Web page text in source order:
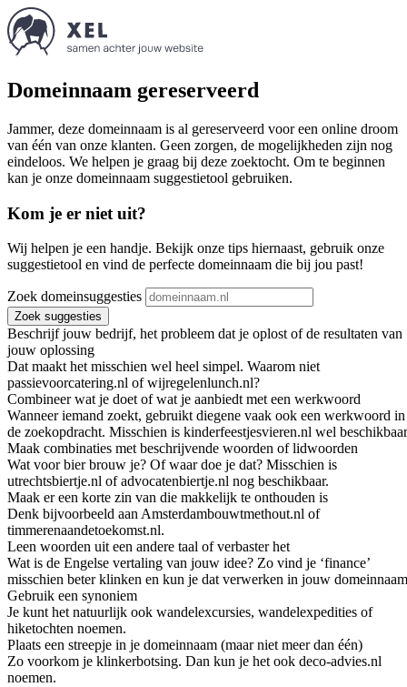
Domeinnaam gereserveerd
Jammer, deze domeinnaam is al gereserveerd voor een online droom
van één van onze klanten. Geen zorgen, de mogelijkheden zijn nog
eindeloos. We helpen je graag bij deze zoektocht. Om te beginnen
kan je onze domeinnaam suggestietool gebruiken.
Kom je er niet uit?
Wij helpen je een handje. Bekijk onze tips hiernaast, gebruik onze
suggestietool en vind de perfecte domeinnaam die bij jou past!
Zoek domeinsuggesties
Zoek suggesties
Beschrijf jouw bedrijf, het probleem dat je oplost of de resultaten van
jouw oplossing
Dat maakt het misschien wel heel simpel. Waarom niet
passievoorcatering.nl of wijregelenlunch.nl?
Combineer wat je doet of wat je aanbiedt met een werkwoord
Wanneer iemand zoekt, gebruikt diegene vaak ook een werkwoord in
de zoekopdracht. Misschien is kinderfeestjesvieren.nl wel
Maak combinaties met beschrijvende woorden of lidwoorden
Wat voor bier brouw je? Of waar doe je dat? Misschien is
utrechtsbiertje.nl of advocatenbiertje.nl nog beschikbaar.
Maak er een korte zin van die makkelijk te onthouden is
Denk bijvoorbeeld aan Amsterdambouwtmethout.nl of
timmerenaandetoekomst.nl.
Leen woorden uit een andere taal of verbaster het
Wat is de Engelse vertaling van jouw idee? Zo vind je ‘finance’
misschien beter klinken en kun je dat verwerken in jouw
Gebruik een synoniem
Je kunt het natuurlijk ook wandelexcursies, wandelexpedities of
hiketochten noemen.
Plaats een streepje in je domeinnaam (maar niet meer dan één)
Zo voorkom je klinkerbotsing. Dan kun je het ook deco-advies.nl
noemen.